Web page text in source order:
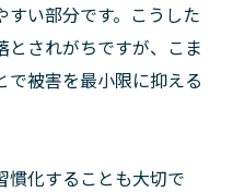
い部分です。こうした
されがちですが、こま
で被害を最小限に抑える
慣化することも大切で